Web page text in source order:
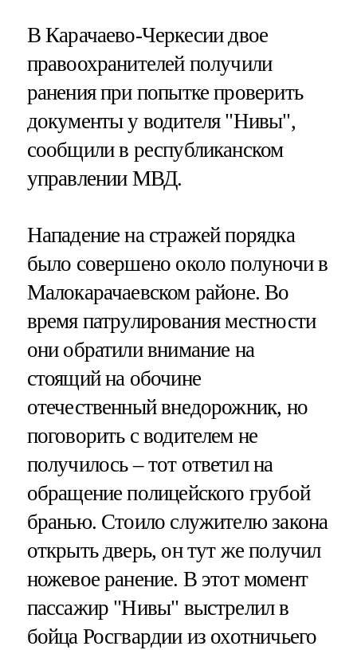
В Карачаево-Черкесии двое
правоохранителей получили
ранения при попытке проверить
документы у водителя "Нивы",
сообщили в республиканском
управлении МВД.
Нападение на стражей порядка
было совершено около полуночи в
Малокарачаевском районе. Во
время патрулирования местности
они обратили внимание на
стоящий на обочине
отечественный внедорожник, но
поговорить с водителем не
получилось – тот ответил на
обращение полицейского грубой
бранью. Стоило служителю закона
открыть дверь, он тут же получил
ножевое ранение. В этот момент
пассажир "Нивы" выстрелил в
бойца Росгвардии из охотничьего